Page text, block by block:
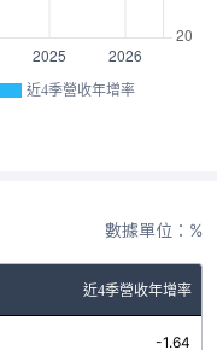
近4季營收年增率
數據單位：%
近4季營收年增率
-1.64